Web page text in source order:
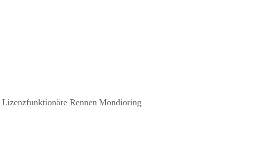
Lizenzfunktionäre Rennen Mondioring